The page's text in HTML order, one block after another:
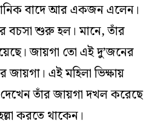
বাদে আর একজন এলেন।
বচসা শুরু হল। মানে, তাঁর
জায়গা তো এই দু’জনের
এই মহিলা ভিক্ষায়
তাঁর জায়গা দখল করেছে
করতে থাকেন।